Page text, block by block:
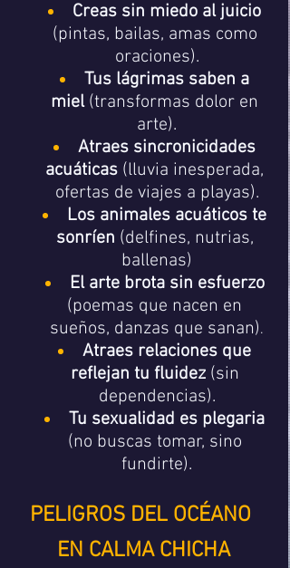
Creas sin miedo al juicio
(pintas, bailas, amas como
oraciones).
Tus lágrimas saben a
miel (transformas dolor en
arte).
Atraes sincronicidades
acuáticas (lluvia inesperada,
ofertas de viajes a playas).
Los animales acuáticos te
sonríen (delfines, nutrias,
ballenas)
El arte brota sin esfuerzo
(poemas que nacen en
sueños, danzas que sanan).
Atraes relaciones que
reflejan tu fluidez (sin
dependencias).
Tu sexualidad es plegaria
(no buscas tomar, sino
fundirte).
PELIGROS DEL OCÉANO
EN CALMA CHICHA